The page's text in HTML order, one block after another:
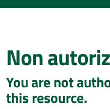
Regione Emilia-
Concittadini
Porte
aperte
Non
You are not
this resource.